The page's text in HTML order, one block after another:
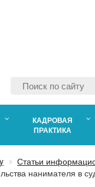
КАДРОВАЯ
ПРАКТИКА
Статьи
нанимателя в